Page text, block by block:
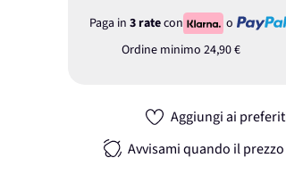
Paga in 3 ratecon
o
Ordine minimo 24,90 €
Aggiungi ai
Avvisami quando il